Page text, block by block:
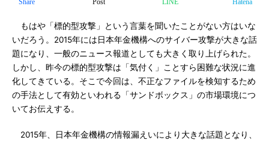
Share Post LINE Hatena
もはや「標的型攻撃」という言葉を聞いたことがない方はいな
いだろう。2015年には日本年金機構へのサイバー攻撃が大きな話
題になり、一般のニュース報道としても大きく取り上げられた。
しかし、昨今の標的型攻撃は「気付く」ことすら困難な状況に進
化してきている。そこで今回は、不正なファイルを検知するため
の手法として有効といわれる「サンドボックス」の市場環境につ
いてお伝えする。
2015年、日本年金機構の情報漏えいにより大きな話題となり、